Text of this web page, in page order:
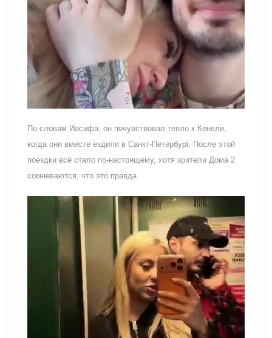
По словам Иосифа, он почувствовал тепло к Кенели,
когда они вместе ездили в Санкт-Петербург. После этой
поездки всё стало по-настоящему, хотя зрители Дома 2
сомневаются, что это правда.